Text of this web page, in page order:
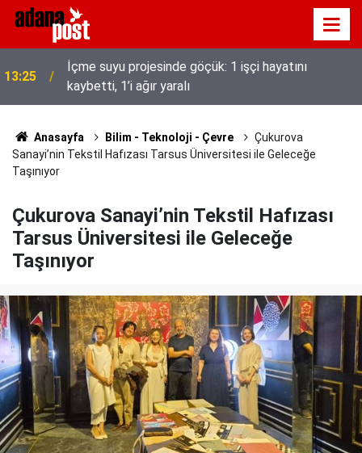
13:25
İçme suyu projesinde göçük: 1 işçi hayatını
kaybetti, 1’i ağır yaralı
13:17
Adana’da Huzur ve Güven uygulaması: 62 aranan
şahıs yakalandı, 3 milyon 924 bin TL ceza kesildi
Anasayfa Bilim - Teknoloji - Çevre
Çukurova
Sanayi’nin Tekstil Hafızası Tarsus Üniversitesi ile Geleceğe
Taşınıyor
Çukurova Sanayi’nin Tekstil Hafızası
Tarsus Üniversitesi ile Geleceğe
Taşınıyor